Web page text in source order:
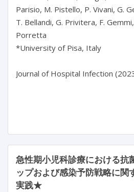
Parisio, M. Pistello, P. Vivani, G.
T. Bellandi, G. Privitera, F.
Porretta
*University of Pisa, Italy
Journal of Hospital Infection
急性期小児科診療における抗
ップおよび感染予防戦略に関
実践★